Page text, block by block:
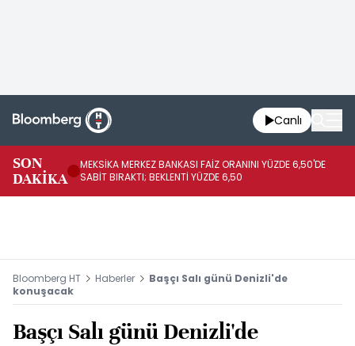
Canlı
SON
DAKİKA
MEKSİKA MERKEZ BANKASI FAİZ ORANINI YÜZDE 6,50'DE
SABİT BIRAKTI; BEKLENTİ YÜZDE 6,50
Bloomberg HT Haberler
Başçı Salı günü Denizli'de
konuşacak
Başçı Salı günü Denizli'de